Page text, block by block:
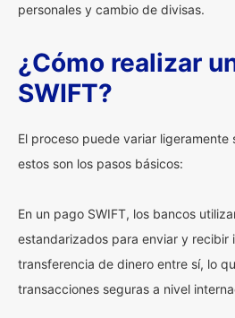
personales y cambio de divisas.
¿Cómo realizar
SWIFT?
El proceso puede variar
estos son los pasos básicos:
En un pago SWIFT, los bancos
estandarizados para enviar y recibir
transferencia de dinero entre sí, lo
transacciones seguras a nivel